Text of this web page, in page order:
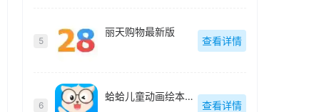
5
丽天购物最新版
查看详情
6
蛤蛤儿童动画绘本最新版
查看详情